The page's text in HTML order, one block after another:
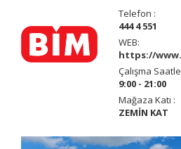
Telefon :
444 4 551
WEB:
https://
Çalışma
9:00 - 21:00
Mağaza Katı :
ZEMİN KAT